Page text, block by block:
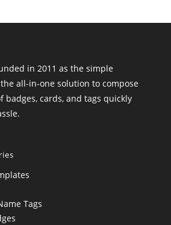
in 2011 as the simple
all-in-one solution to compose
cards, and tags quickly
Tags